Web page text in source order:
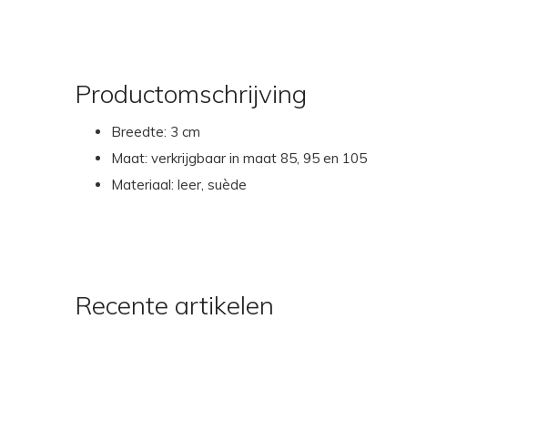
Productomschrijving
Breedte: 3 cm
Maat: verkrijgbaar in maat 85, 95 en 105
Materiaal: leer, suède
Recente artikelen